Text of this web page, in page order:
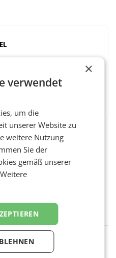
Post: Umsatzplus im
trotz schwachem
2026 einen Konzernumsatz
EUR erwirtschaftet, was
3,8 Prozent gegenüber dem
spart und macht
×
verwendet
um die
unserer Website zu
weitere Nutzung
Sie der
gemäß unserer
Weitere